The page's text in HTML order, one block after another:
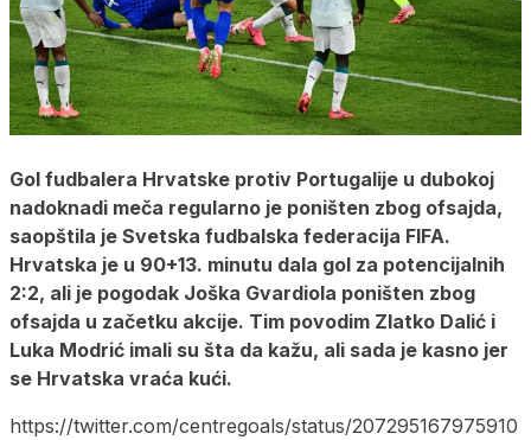
Gol fudbalera Hrvatske protiv Portugalije u dubokoj
nadoknadi meča regularno je poništen zbog ofsajda,
saopštila je Svetska fudbalska federacija FIFA.
Hrvatska je u 90+13. minutu dala gol za potencijalnih
2:2, ali je pogodak Joška Gvardiola poništen zbog
ofsajda u začetku akcije. Tim povodim Zlatko Dalić i
Luka Modrić imali su šta da kažu, ali sada je kasno jer
se Hrvatska vraća kući.
https://twitter.com/centregoals/status/207295167975910